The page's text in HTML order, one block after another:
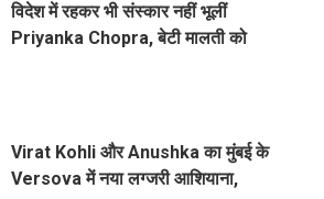
विदेश में रहकर भी संस्कार नहीं भूलीं
Priyanka Chopra, बेटी मालती को
Virat Kohli और Anushka का मुंबई के
Versova में नया लग्जरी आशियाना,